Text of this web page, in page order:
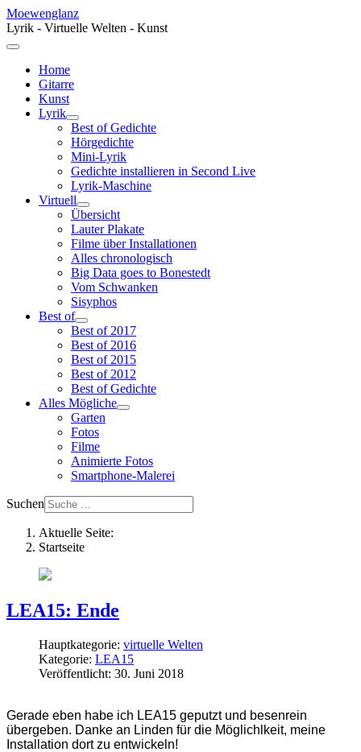
Moewenglanz
Lyrik - Virtuelle Welten - Kunst
Home
Gitarre
Kunst
Lyrik
Best of Gedichte
Hörgedichte
Mini-Lyrik
Gedichte installieren in Second Live
Lyrik-Maschine
Virtuell
Übersicht
Lauter Plakate
Filme über Installationen
Alles chronologisch
Big Data goes to Bonestedt
Vom Schwanken
Sisyphos
Best of
Best of 2017
Best of 2016
Best of 2015
Best of 2012
Best of Gedichte
Alles Mögliche
Garten
Fotos
Filme
Animierte Fotos
Smartphone-Malerei
Suchen
Aktuelle Seite:
Startseite
LEA15: Ende
Hauptkategorie: virtuelle Welten
Kategorie: LEA15
Veröffentlicht: 30. Juni 2018
Gerade eben habe ich LEA15 geputzt und besenrein
übergeben. Danke an Linden für die Möglichlkeit, meine
Installation dort zu entwickeln!